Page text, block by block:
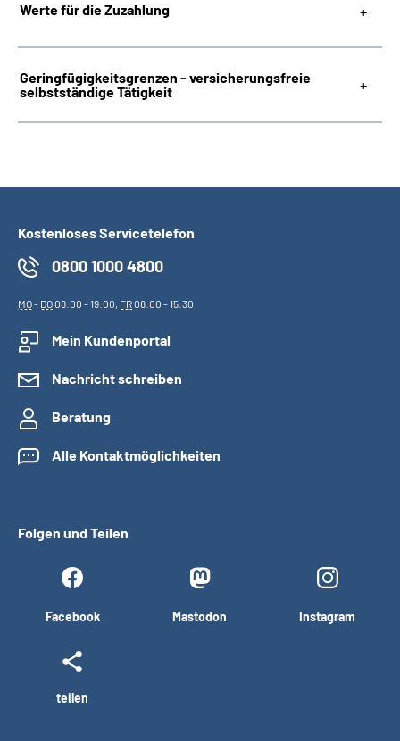
Werte für die Zuzahlung
Geringfügigkeitsgrenzen - versicherungsfreie
selbstständige Tätigkeit
Kostenloses Servicetelefon
0800 1000 4800
MO- DO08:00 - 19:00, FR08:00 - 15:30
Mein Kundenportal
Nachricht schreiben
Beratung
Alle Kontaktmöglichkeiten
Folgen und Teilen
Facebook Mastodon Instagram
teilen